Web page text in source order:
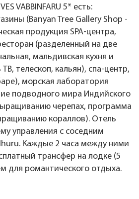
VABBINFARU 5* есть:
(Banyan Tree Gallery Shop -
продукция SPA-центра,
(разделенный на две
мальдивская кухня и
телескоп, кальян), спа-центр,
морская лаборатория
подводного мира Индийского
черепах, программа
кораллов). Отель
управления с соседним
Каждые 2 часа между ними
трансфер на лодке (5
для романтического отдыха.